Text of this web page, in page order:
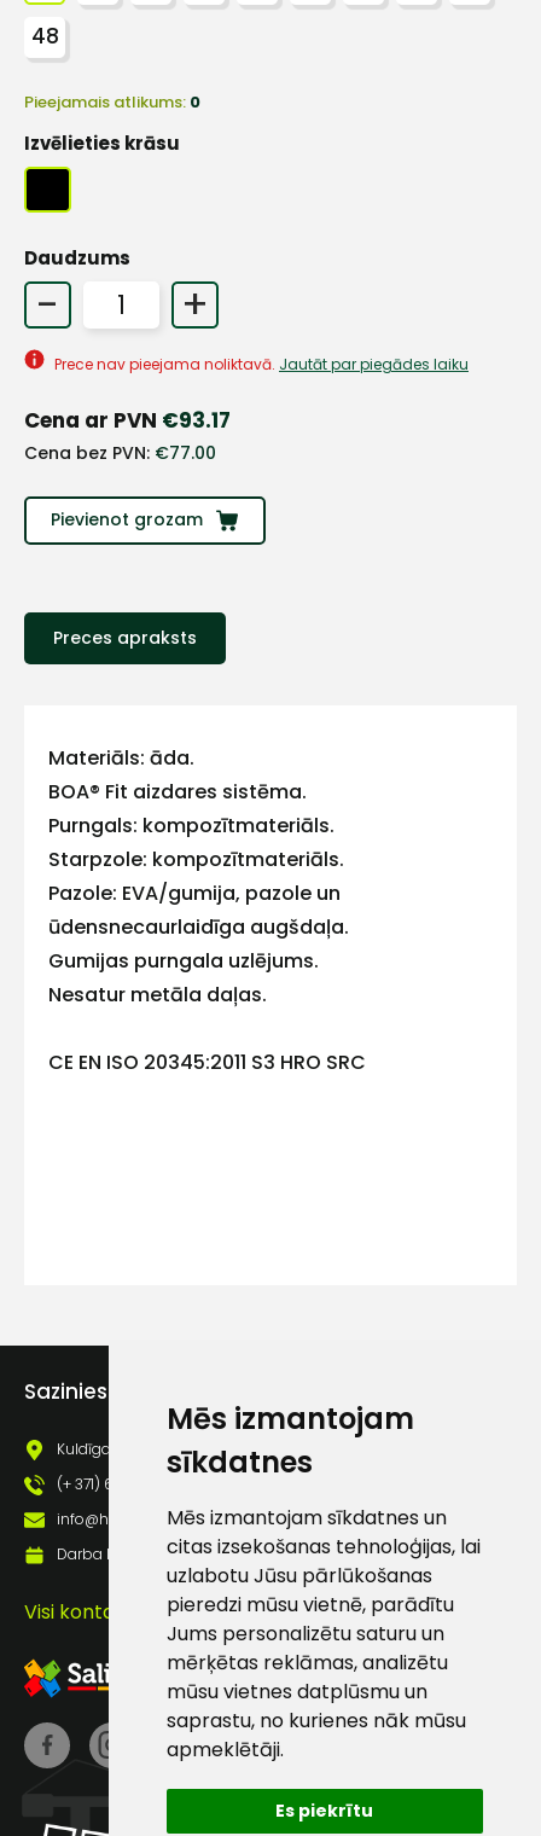
Mēs izmantojam
sīkdatnes
Mēs izmantojam sīkdatnes un
citas izsekošanas tehnoloģijas, lai
uzlabotu Jūsu pārlūkošanas
pieredzi mūsu vietnē, parādītu
Jums personalizētu saturu un
mērķētas reklāmas, analizētu
mūsu vietnes datplūsmu un
saprastu, no kurienes nāk mūsu
apmeklētāji.
Es piekrītu
48
Pieejamais atlikums: 0
Izvēlieties krāsu
Daudzums
- +
Prece nav pieejama noliktavā. Jautāt par piegādes laiku
Cena ar PVN €93.17
Cena bez PVN: €77.00
Pievienot grozam
Preces apraksts
Materiāls: āda.
BOA® Fit aizdares sistēma.
Purngals: kompozītmateriāls.
Starpzole: kompozītmateriāls.
Pazole: EVA/gumija, pazole un
ūdensnecaurlaidīga augšdaļa.
Gumijas purngala uzlējums.
Nesatur metāla daļas.
CE EN ISO 20345:2011 S3 HRO SRC
Sazinies ar mums
Kuldīgas iela 69a, Saldus, Saldus nov., LV - 3801
(+ 371) 63 881 186
info@hards.lv
Darba laiks: Darbadienās: 8:00 - 17:00
Visi kontakti
Sazinies
E-pasts
Kontakttālrunis
Ziņojums
Sūtīt ziņojumu
Klientu
atbalsts
Darbdienās:
8:00 – 17:00
(+371) 63 881
info@hards.lv
+